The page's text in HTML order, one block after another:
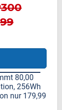
80,00
256Wh
nur 179,99